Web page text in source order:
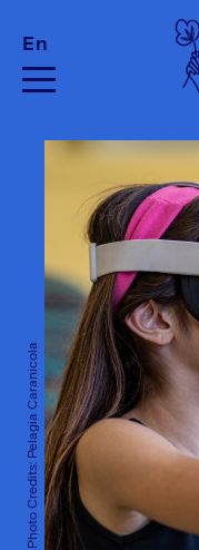
En
Photo Credits: Pelagia Caranicola